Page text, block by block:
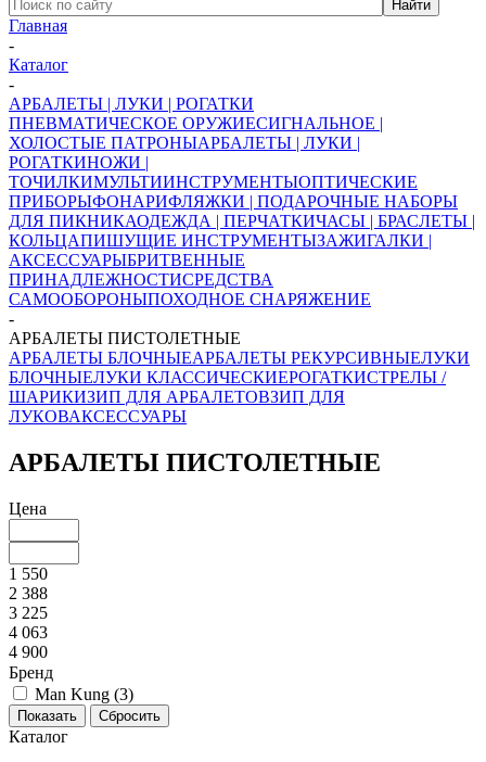
Главная
-
Каталог
-
АРБАЛЕТЫ | ЛУКИ | РОГАТКИ
ПНЕВМАТИЧЕСКОЕ ОРУЖИЕСИГНАЛЬНОЕ |
ХОЛОСТЫЕ ПАТРОНЫАРБАЛЕТЫ | ЛУКИ |
РОГАТКИНОЖИ |
ТОЧИЛКИМУЛЬТИИНСТРУМЕНТЫОПТИЧЕСКИЕ
ПРИБОРЫФОНАРИФЛЯЖКИ | ПОДАРОЧНЫЕ НАБОРЫ
ДЛЯ ПИКНИКАОДЕЖДА | ПЕРЧАТКИЧАСЫ | БРАСЛЕТЫ |
КОЛЬЦАПИШУЩИЕ ИНСТРУМЕНТЫЗАЖИГАЛКИ |
АКСЕССУАРЫБРИТВЕННЫЕ
ПРИНАДЛЕЖНОСТИСРЕДСТВА
САМООБОРОНЫПОХОДНОЕ СНАРЯЖЕНИЕ
-
АРБАЛЕТЫ ПИСТОЛЕТНЫЕ
АРБАЛЕТЫ БЛОЧНЫЕАРБАЛЕТЫ РЕКУРСИВНЫЕЛУКИ
БЛОЧНЫЕЛУКИ КЛАССИЧЕСКИЕРОГАТКИСТРЕЛЫ /
ШАРИКИЗИП ДЛЯ АРБАЛЕТОВЗИП ДЛЯ
ЛУКОВАКСЕССУАРЫ
АРБАЛЕТЫ ПИСТОЛЕТНЫЕ
Цена
1 550
2 388
3 225
4 063
4 900
Бренд
Man Kung (3)
Каталог